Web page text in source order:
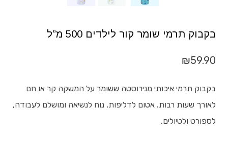
בקבוק תרמי שומר קור לילדים 500 מ”ל
₪59.90
בקבוק תרמי איכותי מנירוסטה ששומר על המשקה קר או חם
לאורך שעות רבות. אטום לדליפות, נוח לנשיאה ומושלם לעבודה,
לספורט ולטיולים.